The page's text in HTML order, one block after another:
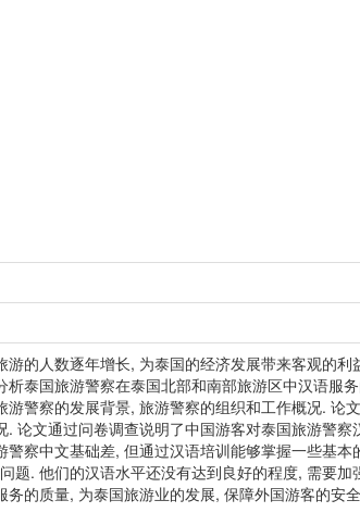
的人数逐年增长, 为泰国的经济发展带来客观的
泰国旅游警察在泰国北部和南部旅游区中汉语服
警察的发展背景, 旅游警察的组织和工作概况.
论文通过问卷调查说明了中国游客对泰国旅游警
察中文基础差, 但通过汉语培训能够掌握一些基
题. 他们的汉语水平还没有达到良好的程度, 需要
的质量, 为泰国旅游业的发展, 保障外国游客的